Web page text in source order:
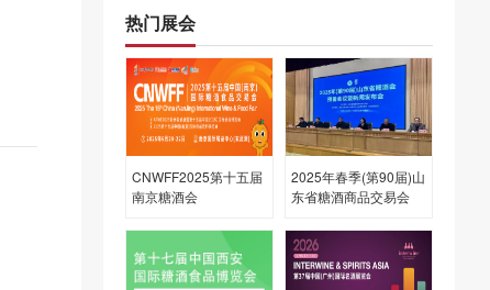
热门展会
CNWFF2025第十五届
南京糖酒会
2025年春季(第90届)山
东省糖酒商品交易会